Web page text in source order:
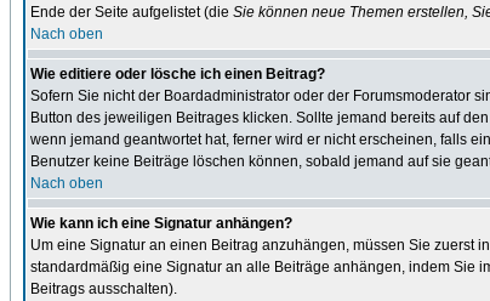
Ende der Seite aufgelistet (die Sie können neue Themen erstellen,
Nach oben
Wie editiere oder lösche ich einen Beitrag?
Sofern Sie nicht der Boardadministrator oder der Forumsmoderator
Button des jeweiligen Beitrages klicken. Sollte jemand bereits auf
wenn jemand geantwortet hat, ferner wird er nicht erscheinen, falls
Benutzer keine Beiträge löschen können, sobald jemand auf sie
Nach oben
Wie kann ich eine Signatur anhängen?
Um eine Signatur an einen Beitrag anzuhängen, müssen Sie zuerst
standardmäßig eine Signatur an alle Beiträge anhängen, indem Sie
Beitrags ausschalten).